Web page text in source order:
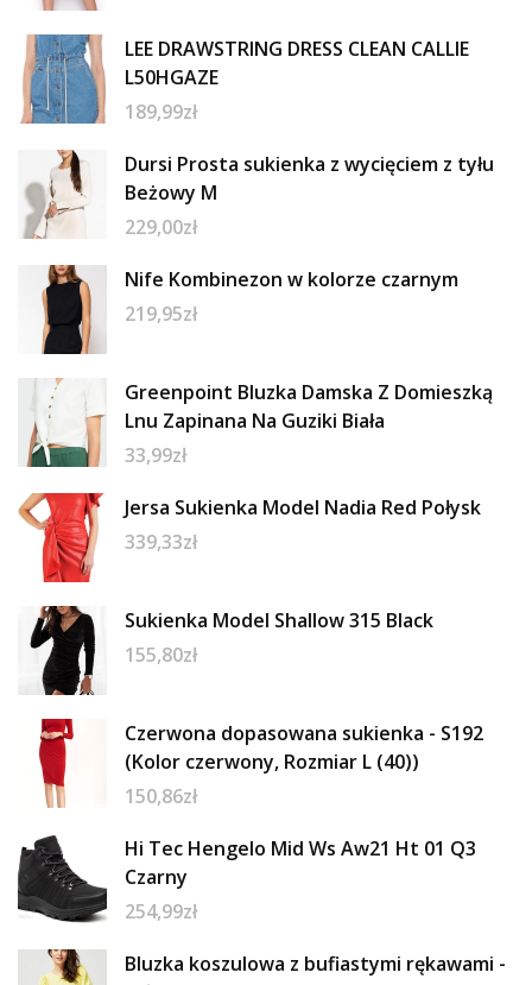
LEE DRAWSTRING DRESS CLEAN CALLIE
L50HGAZE
189,99zł
Dursi Prosta sukienka z wycięciem z tyłu
Beżowy M
229,00zł
Nife Kombinezon w kolorze czarnym
219,95zł
Greenpoint Bluzka Damska Z Domieszką
Lnu Zapinana Na Guziki Biała
33,99zł
Jersa Sukienka Model Nadia Red Połysk
339,33zł
Sukienka Model Shallow 315 Black
155,80zł
Czerwona dopasowana sukienka - S192
(Kolor czerwony, Rozmiar L (40))
150,86zł
Hi Tec Hengelo Mid Ws Aw21 Ht 01 Q3
Czarny
254,99zł
Bluzka koszulowa z bufiastymi rękawami -